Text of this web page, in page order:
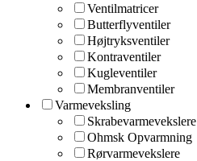
Ventilmatricer
Butterflyventiler
Højtryksventiler
Kontraventiler
Kugleventiler
Membranventiler
Varmeveksling
Skrabevarmevekslere
Ohmsk Opvarmning
Rørvarmevekslere